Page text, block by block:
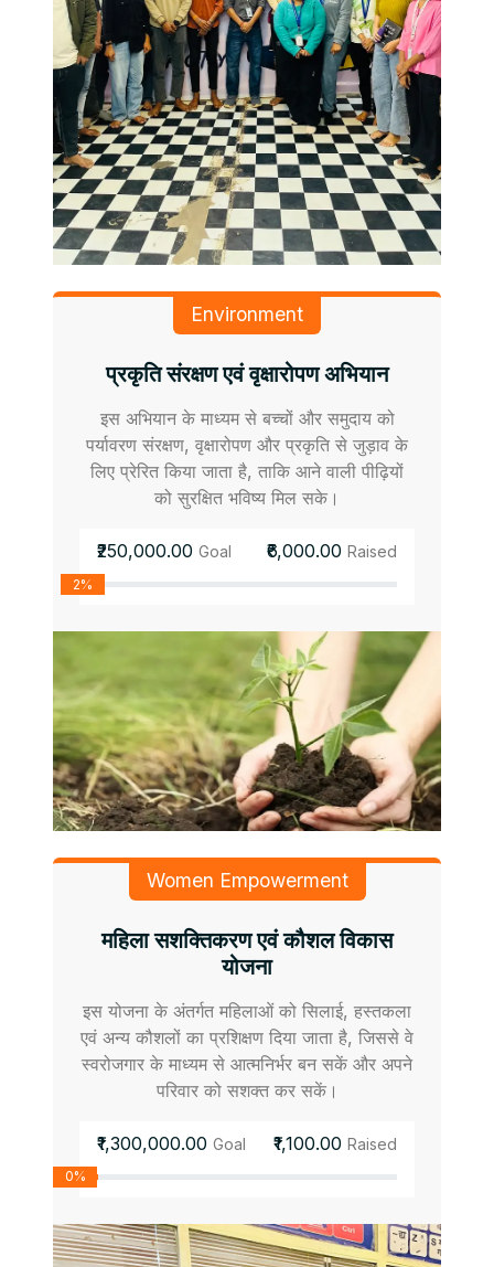
Environment
प्रकृति संरक्षण एवं वृक्षारोपण अभियान
इस अभियान के माध्यम से बच्चों और समुदाय को
पर्यावरण संरक्षण, वृक्षारोपण और प्रकृति से जुड़ाव के
लिए प्रेरित किया जाता है, ताकि आने वाली पीढ़ियों
को सुरक्षित भविष्य मिल सके।
₹250,000.00 Goal ₹6,000.00 Raised
2%
Women Empowerment
महिला सशक्तिकरण एवं कौशल विकास
योजना
इस योजना के अंतर्गत महिलाओं को सिलाई, हस्तकला
एवं अन्य कौशलों का प्रशिक्षण दिया जाता है, जिससे वे
स्वरोजगार के माध्यम से आत्मनिर्भर बन सकें और अपने
परिवार को सशक्त कर सकें।
₹1,300,000.00 Goal ₹1,100.00 Raised
0%